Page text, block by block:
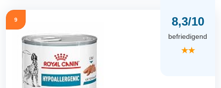
9 8,3/10
befriedigend
★★